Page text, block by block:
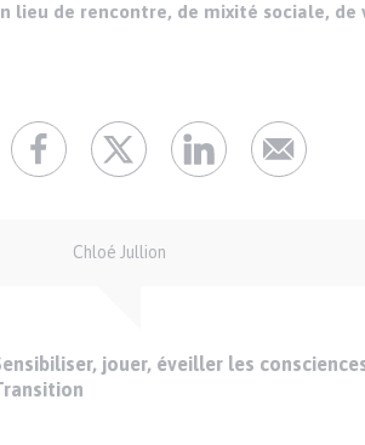
lieu de rencontre, de mixité sociale, de
Chloé Jullion
jouer, éveiller les